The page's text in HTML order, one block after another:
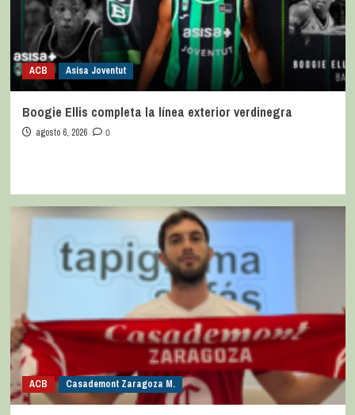
ACB Asisa Joventut
Boogie Ellis completa la línea exterior verdinegra
agosto 6, 2026 0
ACB Casademont Zaragoza M.